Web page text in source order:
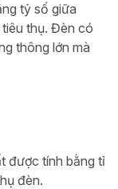
tỷ số giữa
thụ. Đèn có
thông lớn mà
được tính bằng tỉ
đèn.